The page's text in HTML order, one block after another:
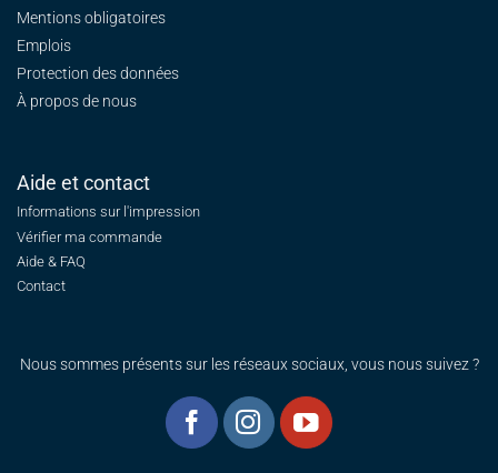
Mentions obligatoires
Emplois
Protection des données
À propos de nous
Aide et contact
Informations sur l'impression
Vérifier ma commande
Aide & FAQ
Contact
Nous sommes présents sur les réseaux sociaux, vous nous suivez ?